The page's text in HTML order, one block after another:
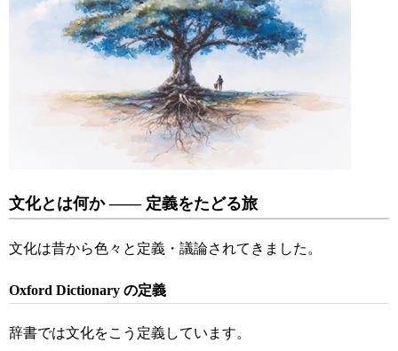
文化とは何か―― 定義をたどる旅
文化は昔から色々と定義・議論されてきました。
Oxford Dictionary の定義
辞書では文化をこう定義しています。